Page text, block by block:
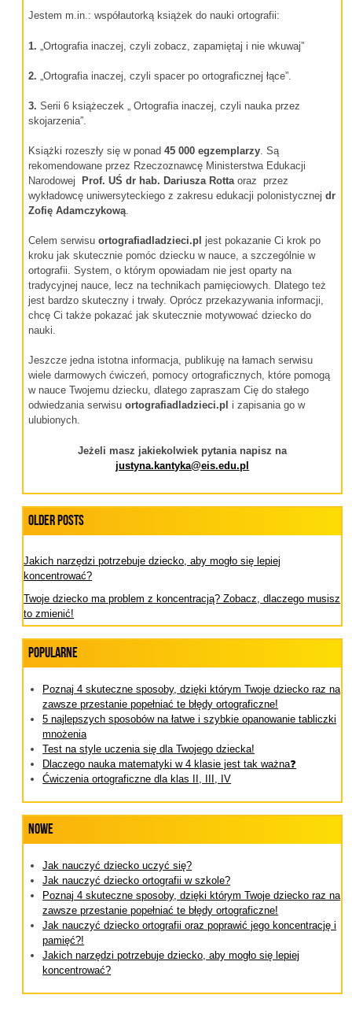
Jestem m.in.: współautorką książek do nauki ortografii:
1. „Ortografia inaczej, czyli zobacz, zapamiętaj i nie wkuwaj”
2. „Ortografia inaczej, czyli spacer po ortograficznej łące”.
3. Serii 6 książeczek „ Ortografia inaczej, czyli nauka przez
skojarzenia”.
Książki rozeszły się w ponad45 000 egzemplarzy. Są
rekomendowane przez Rzeczoznawcę Ministerstwa Edukacji
Narodowej
Prof. UŚ dr hab. Dariusza Rottaoraz przez
wykładowcę uniwersyteckiego z zakresu edukacji polonistycznej dr
Zofię Adamczykową.
Celem serwisuortografiadladzieci.pl jest pokazanie Ci krok po
kroku jak skutecznie pomóc dziecku w nauce, a szczególnie w
ortografii. System, o którym opowiadam nie jest oparty na
tradycyjnej nauce, lecz na technikach pamięciowych. Dlatego też
jest bardzo skuteczny i trwały. Oprócz przekazywania informacji,
chcę Ci także pokazać jak skutecznie motywować dziecko do
nauki.
Jeszcze jedna istotna informacja, publikuję na łamach serwisu
wiele darmowych ćwiczeń, pomocy ortograficznych, które pomogą
w nauce Twojemu dziecku, dlatego zapraszam Cię do stałego
odwiedzania serwisuortografiadladzieci.pli zapisania go w
ulubionych.
Jeżeli masz jakiekolwiek pytania napisz na
justyna.kantyka@eis.edu.pl
Older Posts
Jakich narzędzi potrzebuje dziecko, aby mogło się lepiej
koncentrować?
Twoje dziecko ma problem z koncentracją? Zobacz, dlaczego musisz
to zmienić!
Popularne
Poznaj 4 skuteczne sposoby, dzięki którym Twoje dziecko raz na
zawsze przestanie popełniać te błędy ortograficzne!
5 najlepszych sposobów na łatwe i szybkie opanowanie tabliczki
mnożenia
Test na style uczenia się dla Twojego dziecka!
Dlaczego nauka matematyki w 4 klasie jest tak ważna❓
Ćwiczenia ortograficzne dla klas II, III, IV
Nowe
Jak nauczyć dziecko uczyć się?
Jak nauczyć dziecko ortografii w szkole?
Poznaj 4 skuteczne sposoby, dzięki którym Twoje dziecko raz na
zawsze przestanie popełniać te błędy ortograficzne!
Jak nauczyć dziecko ortografii oraz poprawić jego koncentrację i
pamięć?!
Jakich narzędzi potrzebuje dziecko, aby mogło się lepiej
koncentrować?